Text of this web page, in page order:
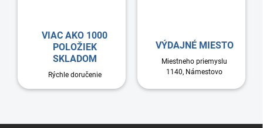
VIAC AKO 1000
POLOŽIEK
SKLADOM
Rýchle doručenie
VÝDAJNÉ MIESTO
Miestneho priemyslu
1140, Námestovo